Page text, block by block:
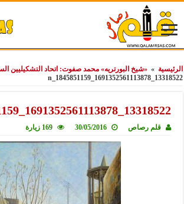
الرئيسية » «شيخ البورتريه» محمد صفوت: اتحاد التشكيليين
13318522_1691352561113878_1845851159_n
13318522_1691352561113878_1845851159_n
قلم رصاص 30/05/2016 169 زيارة